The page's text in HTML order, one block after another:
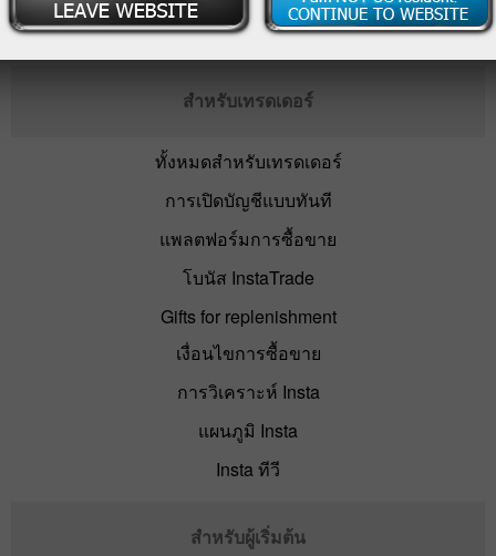
สำหรับเทรดเดอร์
ทั้งหมดสำหรับเทรดเดอร์
การเปิดบัญชีแบบทันที
แพลตฟอร์มการซื้อขาย
โบนัส InstaTrade
Gifts for replenishment
เงื่อนไขการซื้อขาย
การวิเคราะห์ Insta
แผนภูมิ Insta
Insta ทีวี
สำหรับผู้เริ่มต้น